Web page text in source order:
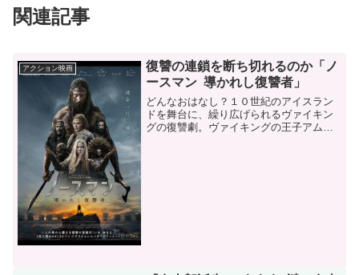
関連記事
アクション映画
復讐の連鎖を断ち切れるのか「ノ
ースマン 導かれし復讐者」
どんなおはなし？１０世紀のアイスラン
ドを舞台に、繰り広げられるヴァイキン
グの復讐劇。ヴァイキングの王子アムレ